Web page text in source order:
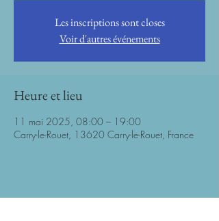
Les inscriptions sont closes
Voir d'autres événements
Heure et lieu
11 mai 2025, 08:00 – 19:00
Carry-le-Rouet, 13620 Carry-le-Rouet, France